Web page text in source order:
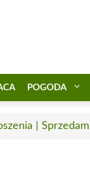
POGODA
|